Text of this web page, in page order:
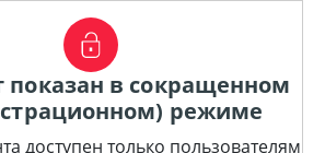
показан в сокращенном
режиме
доступен только пользователям